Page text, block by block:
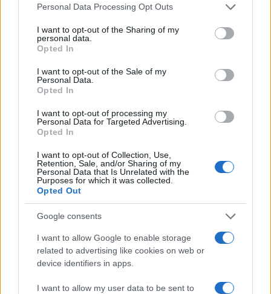
Please note that this website/app uses one or more Google
not limited to your visit or usage behaviour. You may click to
grant or deny consent to Google and its third-party tags to
use your data for below specified purposes in below Google
consent section.
Personal Data Processing Opt Outs
I want to opt-out of the Sharing of my
personal data.
Opted In
I want to opt-out of the Sale of my
Personal Data.
Opted In
I want to opt-out of processing my
Personal Data for Targeted Advertising.
Opted In
I want to opt-out of Collection, Use,
Retention, Sale, and/or Sharing of my
Personal Data that Is Unrelated with the
Purposes for which it was collected.
Opted Out
Google consents
I want to allow Google to enable storage
related to advertising like cookies on web or
device identifiers in apps.
I want to allow my user data to be sent to
Guida step-by-step per un’immagine pubblica
Camilla Fiore · 9 Ago 2026